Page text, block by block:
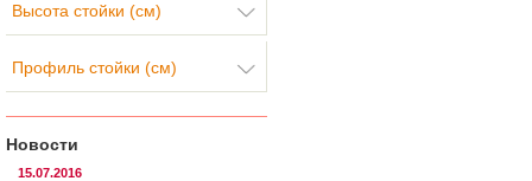
Высота стойки (см)
Профиль стойки (см)
Новости
15.07.2016